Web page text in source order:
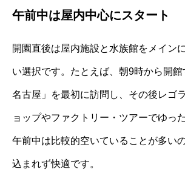
午前中は屋内中心にスタート
開園直後は屋内施設と水族館をメイン
い選択です。たとえば、朝9時から開
名古屋」を最初に訪問し、その後レゴ
ョップやファクトリー・ツアーでゆっ
午前中は比較的空いていることが多い
込まれず快適です。